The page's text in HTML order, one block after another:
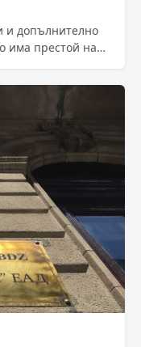
и допълнително
има престой на